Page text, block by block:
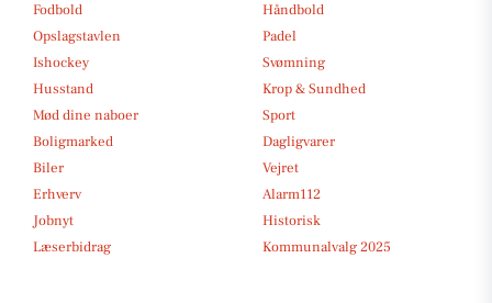
Fodbold
Håndbold
Opslagstavlen
Padel
Ishockey
Svømning
Husstand
Krop & Sundhed
Mød dine naboer
Sport
Boligmarked
Dagligvarer
Biler
Vejret
Erhverv
Alarm112
Jobnyt
Historisk
Læserbidrag
Kommunalvalg 2025